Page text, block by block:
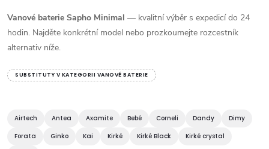
Vanové baterie Sapho Minimal — kvalitní výběr s expedicí do 24
hodin. Najděte konkrétní model nebo prozkoumejte rozcestník
alternativ níže.
SUBSTITUTY V KATEGORII VANOVÉ BATERIE
Airtech Antea Axamite Bebé Corneli Dandy
Dimy
Forata
Ginko Kai Kirké Kirké Black
Kirké crystal